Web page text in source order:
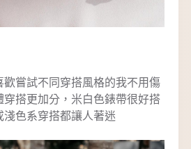
嘗試不同穿搭風格的我不用傷
穿搭更加分，米白色錶帶很好搭
色系穿搭都讓人著迷